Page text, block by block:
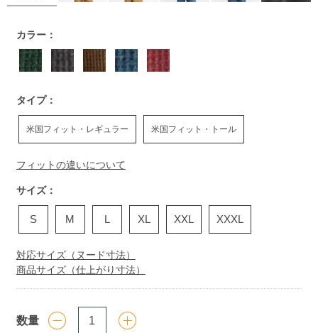
https://www.llbean.co.jp/mens/tops/sweatshirts/g/
カラー：
タイプ：
米国フィット・レギュラー 米国フィット・トール
フィットの違いについて
サイズ：
S M L XL XXL XXXL
対応サイズ（ヌード寸法）
商品サイズ（仕上がり寸法）
数量